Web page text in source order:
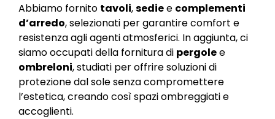
Abbiamo fornito tavoli,sediee complementi
d’arredo, selezionati per garantire comfort e
resistenza agli agenti atmosferici. In aggiunta, ci
siamo occupati della fornitura di pergolee
ombreloni, studiati per offrire soluzioni di
protezione dal sole senza compromettere
l’estetica, creando così spazi ombreggiati e
accoglienti.